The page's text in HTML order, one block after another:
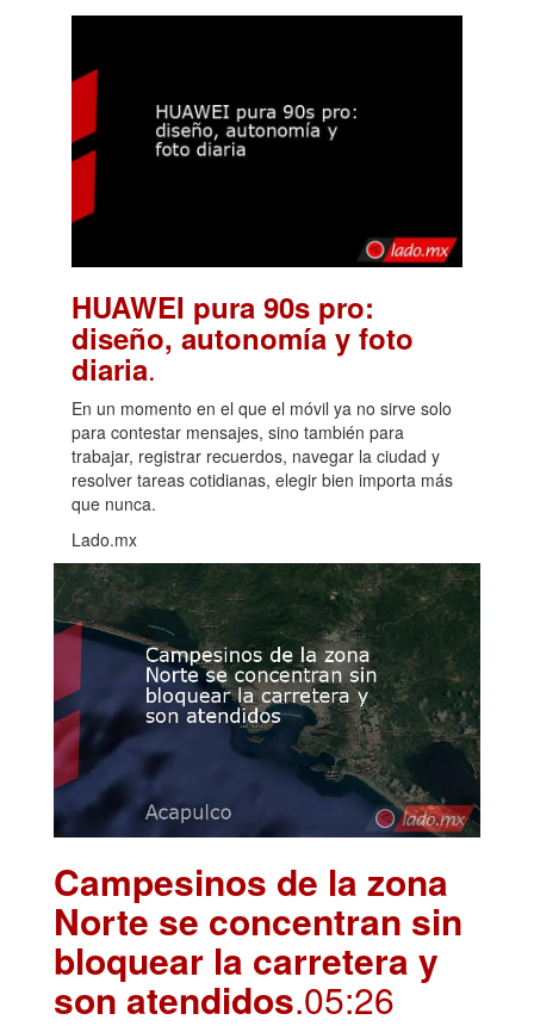
HUAWEI pura 90s pro:
diseño, autonomía y foto
diaria.
En un momento en el que el móvil ya no sirve solo
para contestar mensajes, sino también para
trabajar, registrar recuerdos, navegar la ciudad y
resolver tareas cotidianas, elegir bien importa más
que nunca.
Lado.mx
Campesinos de la zona
Norte se concentran sin
bloquear la carretera y
son atendidos.05:26